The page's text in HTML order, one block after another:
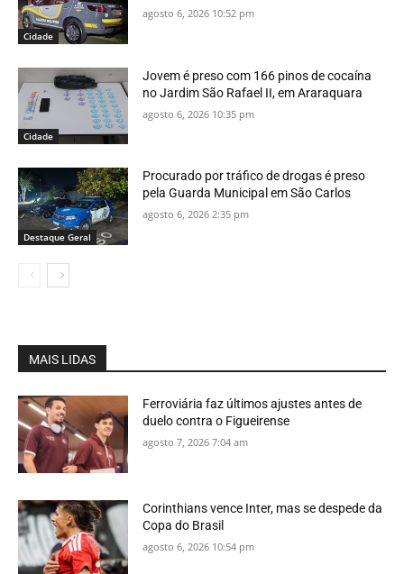
Cidade
agosto 6, 2026 10:52 pm
Cidade
Jovem é preso com 166 pinos de cocaína
no Jardim São Rafael II, em Araraquara
agosto 6, 2026 10:35 pm
Destaque Geral
Procurado por tráfico de drogas é preso
pela Guarda Municipal em São Carlos
agosto 6, 2026 2:35 pm
MAIS LIDAS
Ferroviária faz últimos ajustes antes de
duelo contra o Figueirense
agosto 7, 2026 7:04 am
Corinthians vence Inter, mas se despede da
Copa do Brasil
agosto 6, 2026 10:54 pm